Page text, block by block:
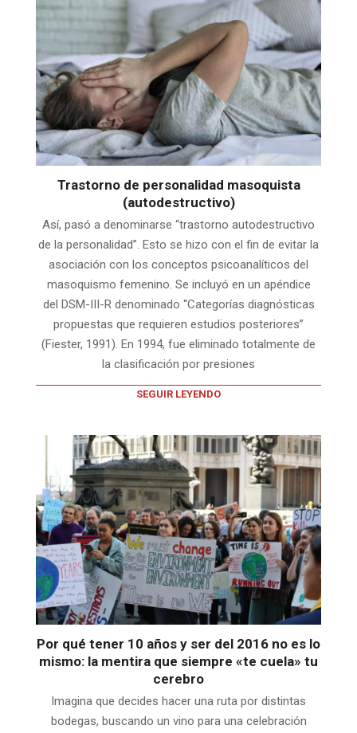
Trastorno de personalidad masoquista
(autodestructivo)
Así, pasó a denominarse “trastorno autodestructivo
de la personalidad”. Esto se hizo con el fin de evitar la
asociación con los conceptos psicoanalíticos del
masoquismo femenino. Se incluyó en un apéndice
del DSM-III-R denominado “Categorías diagnósticas
propuestas que requieren estudios posteriores”
(Fiester, 1991). En 1994, fue eliminado totalmente de
la clasificación por presiones
SEGUIR LEYENDO
Por qué tener 10 años y ser del 2016 no es lo
mismo: la mentira que siempre «te cuela» tu
cerebro
Imagina que decides hacer una ruta por distintas
bodegas, buscando un vino para una celebración